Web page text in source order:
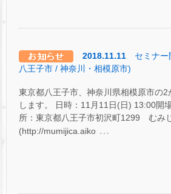
2018.11.11 セミナー
八王子市 / 神奈川・相模原市)
東京都八王子市、神奈川県相模原市の2
します。 日時：11月11日(日) 13:00
所：東京都八王子市初沢町1299 むみ
(http://mumijica.aiko …